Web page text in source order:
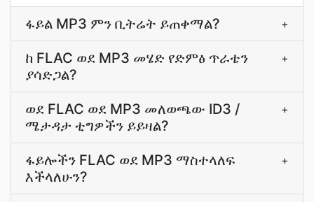
ፋይል MP3 ምን ቢትሬት ይጠቀማል? +
ከ FLAC ወደ MP3 መሄድ የድምፅ ጥራቴን
ያሳድጋል?
+
ወደ FLAC ወደ MP3 መለወጫው ID3 /
ሜታዳታ ቲግዎችን ይይዛል?
+
ፋይሎችን FLAC ወደ MP3 ማስተላለፍ
እችላለሁን?
+